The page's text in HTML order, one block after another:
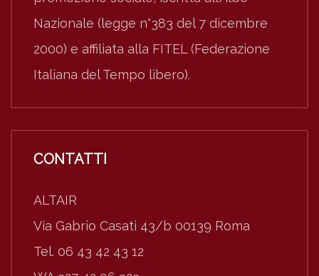
Nazionale (legge n°383 del 7 dicembre
2000) e affiliata alla FITEL (Federazione
Italiana del Tempo libero).
CONTATTI
ALTAIR
Via Gabrio Casati 43/b 00139 Roma
Tel. 06 43 42 43 12